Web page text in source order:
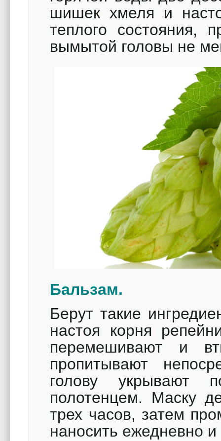
шишек хмеля и
теплого состояния,
вымытой головы не
Бальзам.
Берут такие
настоя корня
перемешивают и
пропитывают
голову укрывают
полотенцем. Маску
трех часов, затем
наносить ежедневно